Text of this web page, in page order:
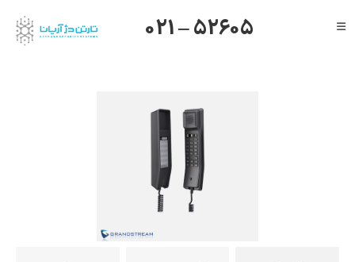
to
Toggle
021 – 52605